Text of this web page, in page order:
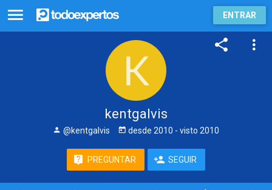
ENTRAR
kentgalvis
@kentgalvis desde 2010 - visto 2010
PREGUNTAR SEGUIR